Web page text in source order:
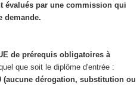
évalués par une commission qui
demande.
de prérequis obligatoires à
que soit le diplôme d'entrée :
(aucune dérogation, substitution ou